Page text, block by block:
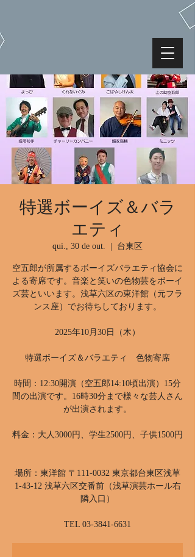
特選ボーイズ＆バラ
エティ
qui., 30 de out. 台東区
空五郎が所属するボーイズバラエティ協会に
よる寄席です。音楽と笑いの色物芸をボーイ
ズ芸といいます。浅草六区の東洋館（元フラ
ンス座）でお待ちしております。
2025年10月30日（木）
特選ボーイズ＆バラエティ 色物寄席
時間：12:30開演（空五郎14:10頃出演）15分
間の出演です。16時30分まで様々な芸人さん
が出演されます。
料金：大人3000円、学生2500円、子供1500円
場所：東洋館 〒111-0032 東京都台東区浅草
1-43-12 浅草六区交番前（浅草演芸ホール右
隣入口）
TEL 03-3841-6631